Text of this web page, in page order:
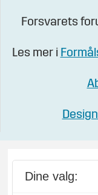
Forsvarets
Les mer i
Dine valg: